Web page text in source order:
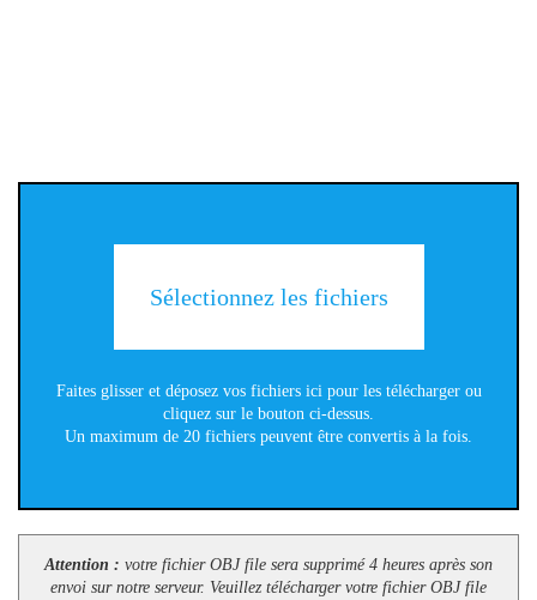
Sélectionnez les fichiers
Faites glisser et déposez vos fichiers ici pour les télécharger ou
cliquez sur le bouton ci-dessus.
Un maximum de 20 fichiers peuvent être convertis à la fois.
Attention : votre fichier OBJ file sera supprimé 4 heures après son
envoi sur notre serveur. Veuillez télécharger votre fichier OBJ file